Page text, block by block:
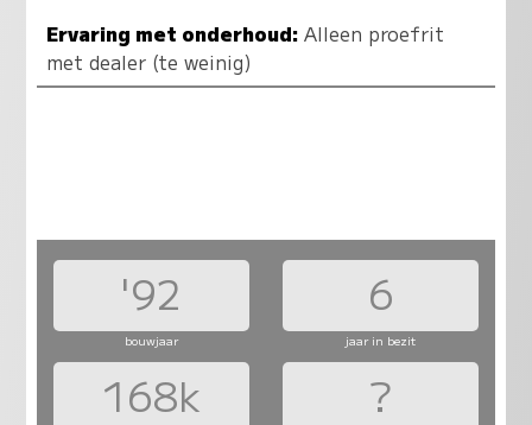
Ervaring met onderhoud: Alleen proefrit
met dealer (te weinig)
'92 6
bouwjaar jaar in bezit
168k ?